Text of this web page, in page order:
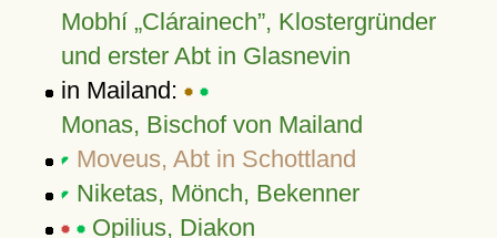
Mobhí Clárainech , Klostergründer
und erster Abt in Glasnevin
in Mailand:
Monas, Bischof von Mailand
Moveus, Abt in Schottland
Niketas, Mönch, Bekenner
Opilius, Diakon